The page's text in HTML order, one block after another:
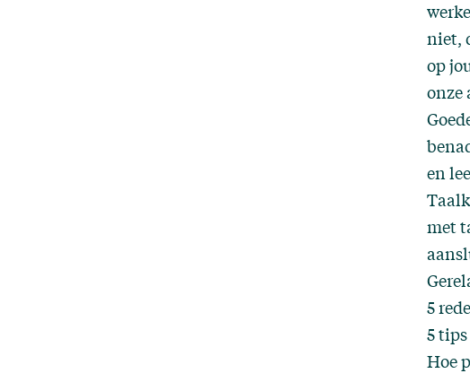
niet,
op
onze
en
met
5
5
Hoe